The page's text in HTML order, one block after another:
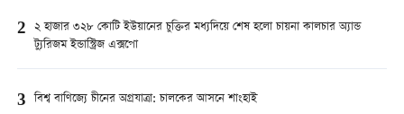
2 ২ হাজার ৩২৮ কোটি ইউয়ানের চুক্তির মধ্যদিয়ে শেষ হলো চায়না কালচার অ্যান্ড
ট্যুরিজম ইন্ডাস্ট্রিজ এক্সপো
3 বিশ্ব বাণিজ্যে চীনের অগ্রযাত্রা: চালকের আসনে শাংহাই